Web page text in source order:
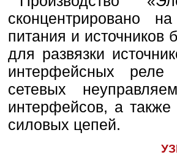
сконцентрировано
питания и источников
для развязки
интерфейсных реле
сетевых
интерфейсов, а
силовых цепей.